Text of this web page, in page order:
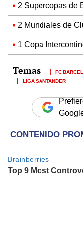
2 Supercopas de
2 Mundiales de
1 Copa
FC
LIGA SANTANDER